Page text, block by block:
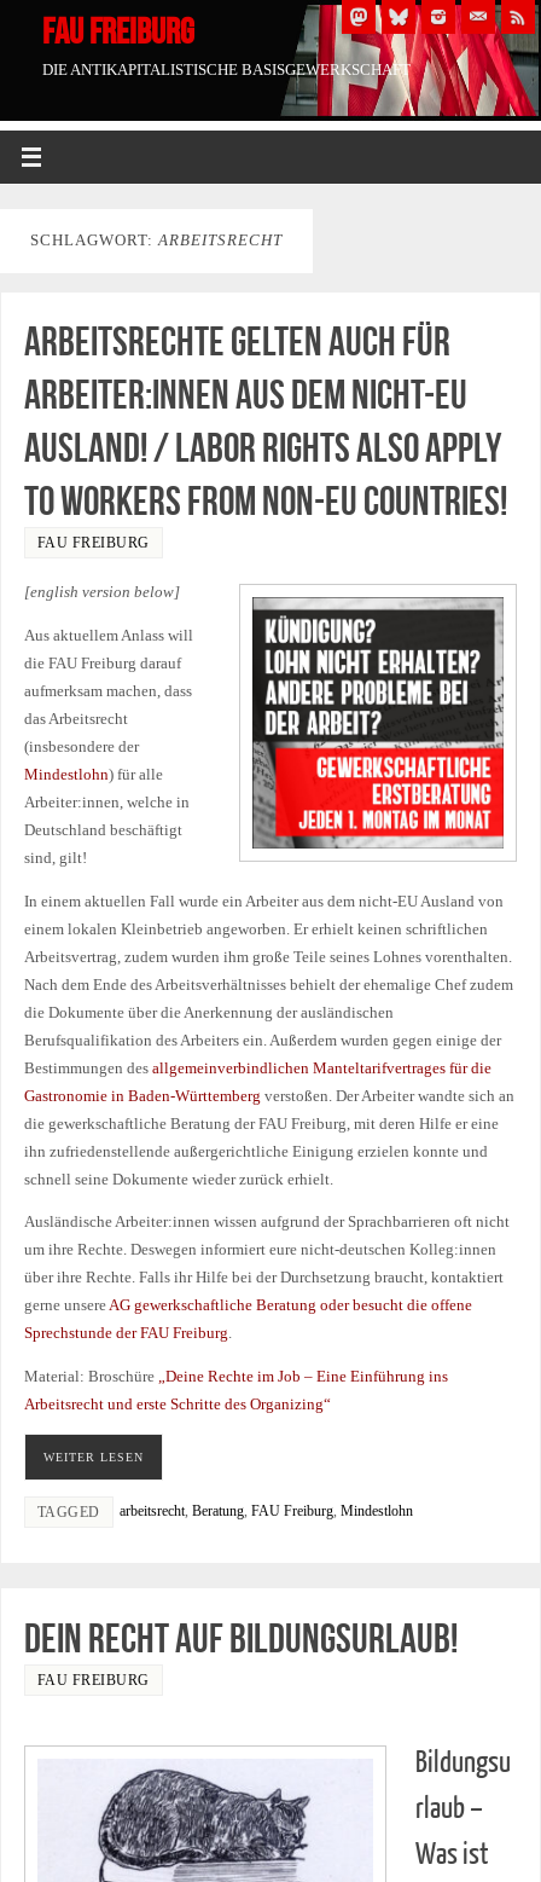
FAU FREIBURG
DIE ANTIKAPITALISTISCHE BASISGEWERKSCHAFT
SCHLAGWORT:ARBEITSRECHT
Arbeitsrechte gelten auch für
Arbeiter:innen aus dem nicht-EU
Ausland! / Labor rights also apply
to workers from non-EU countries!
FAU FREIBURG
[english version below]
Aus aktuellem Anlass will
die FAU Freiburg darauf
aufmerksam machen, dass
das Arbeitsrecht
(insbesondere der
Mindestlohn) für alle
Arbeiter:innen, welche in
Deutschland beschäftigt
sind, gilt!
In einem aktuellen Fall wurde ein Arbeiter aus dem nicht-EU Ausland von
einem lokalen Kleinbetrieb angeworben. Er erhielt keinen schriftlichen
Arbeitsvertrag, zudem wurden ihm große Teile seines Lohnes vorenthalten.
Nach dem Ende des Arbeitsverhältnisses behielt der ehemalige Chef zudem
die Dokumente über die Anerkennung der ausländischen
Berufsqualifikation des Arbeiters ein. Außerdem wurden gegen einige der
Bestimmungen des allgemeinverbindlichen Manteltarifvertrages für die
Gastronomie in Baden-Württemberg verstoßen. Der Arbeiter wandte sich an
die gewerkschaftliche Beratung der FAU Freiburg, mit deren Hilfe er eine
ihn zufriedenstellende außergerichtliche Einigung erzielen konnte und
schnell seine Dokumente wieder zurück erhielt.
Ausländische Arbeiter:innen wissen aufgrund der Sprachbarrieren oft nicht
um ihre Rechte. Deswegen informiert eure nicht-deutschen Kolleg:innen
über ihre Rechte. Falls ihr Hilfe bei der Durchsetzung braucht, kontaktiert
gerne unsereAG gewerkschaftliche Beratung oder besucht die offene
Sprechstunde der FAU Freiburg.
Material: Broschüre „Deine Rechte im Job – Eine Einführung ins
Arbeitsrecht und erste Schritte des Organizing“
WEITER LESEN
TAGGED arbeitsrecht, Beratung, FAU Freiburg, Mindestlohn
Dein Recht auf Bildungsurlaub!
FAU FREIBURG
Bildungsu
rlaub –
Was ist